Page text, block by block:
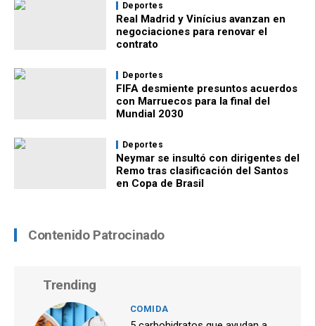
Deportes
Real Madrid y Vinícius avanzan en
negociaciones para renovar el
contrato
Deportes
FIFA desmiente presuntos acuerdos
con Marruecos para la final del
Mundial 2030
Deportes
Neymar se insultó con dirigentes del
Remo tras clasificación del Santos
en Copa de Brasil
Contenido Patrocinado
Trending
COMIDA